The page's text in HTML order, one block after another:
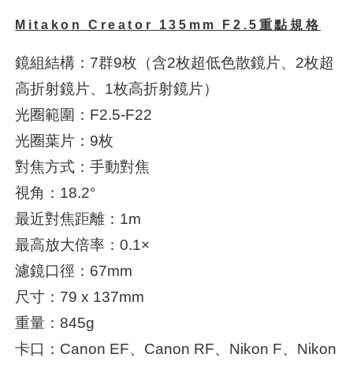
Mitakon Creator 135mm F2.5重點規格
鏡組結構：7群9枚（含2枚超低色散鏡片、2枚超
高折射鏡片、1枚高折射鏡片）
光圈範圍：F2.5-F22
光圈葉片：9枚
對焦方式：手動對焦
視角：18.2°
最近對焦距離：1m
最高放大倍率：0.1×
濾鏡口徑：67mm
尺寸：79 x 137mm
重量：845g
卡口：Canon EF、Canon RF、Nikon F、Nikon